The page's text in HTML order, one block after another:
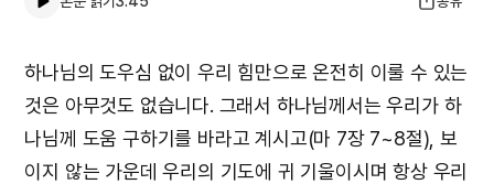
하나님의 도우심 없이 우리 힘만으로 온전히 이룰 수 있는
것은 아무것도 없습니다. 그래서 하나님께서는 우리가 하
나님께 도움 구하기를 바라고 계시고(마 7장 7~8절), 보
이지 않는 가운데 우리의 기도에 귀 기울이시며 항상 우리